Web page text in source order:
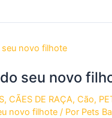
seu novo
, CÃES DE RAÇA, Cão,
novo filhote / Por Pets